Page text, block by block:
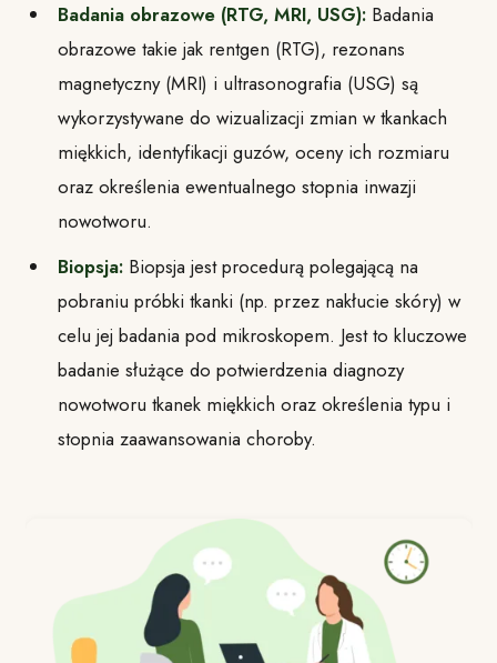
Badania obrazowe (RTG, MRI, USG): Badania
obrazowe takie jak rentgen (RTG), rezonans
magnetyczny (MRI) i ultrasonografia (USG) są
wykorzystywane do wizualizacji zmian w tkankach
miękkich, identyfikacji guzów, oceny ich rozmiaru
oraz określenia ewentualnego stopnia inwazji
nowotworu.
Biopsja: Biopsja jest procedurą polegającą na
pobraniu próbki tkanki (np. przez nakłucie skóry) w
celu jej badania pod mikroskopem. Jest to kluczowe
badanie służące do potwierdzenia diagnozy
nowotworu tkanek miękkich oraz określenia typu i
stopnia zaawansowania choroby.